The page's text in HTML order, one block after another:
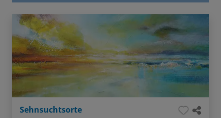
Sehnsuchtsorte